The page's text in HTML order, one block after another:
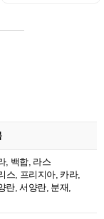
, 백합, 라스
스, 프리지아, 카라,
란, 서양란, 분재,